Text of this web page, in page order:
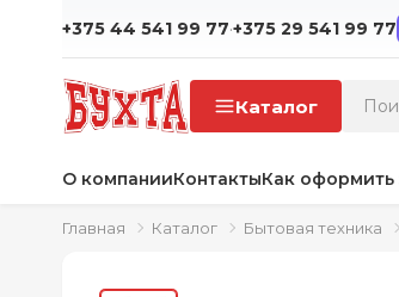
+375 44 541 99 77·+375 29 541 99 77
Каталог
О компанииКонтактыКак оформить
Главная Каталог Бытовая техника